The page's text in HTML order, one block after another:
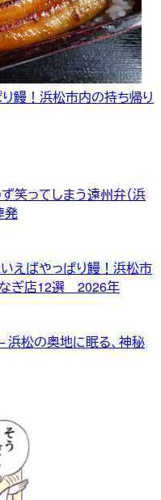
鰻！浜松市内の持ち帰り
笑ってしまう遠州弁（浜
発
えばやっぱり鰻！浜松市
ぎ店12選 2026年
松の奥地に眠る、神秘